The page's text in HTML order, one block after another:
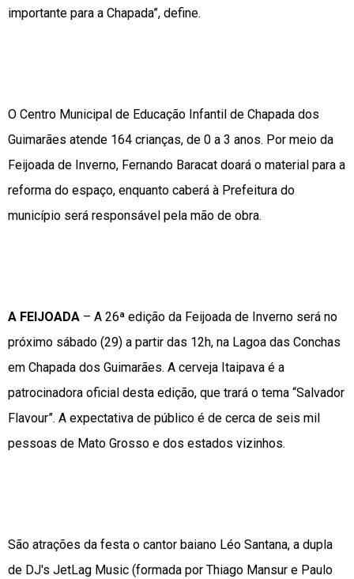
importante para a Chapada”, define.
O Centro Municipal de Educação Infantil de Chapada dos
Guimarães atende 164 crianças, de 0 a 3 anos. Por meio da
Feijoada de Inverno, Fernando Baracat doará o material para a
reforma do espaço, enquanto caberá à Prefeitura do
município será responsável pela mão de obra.
A FEIJOADA – A 26ª edição da Feijoada de Inverno será no
próximo sábado (29) a partir das 12h, na Lagoa das Conchas
em Chapada dos Guimarães. A cerveja Itaipava é a
patrocinadora oficial desta edição, que trará o tema “Salvador
Flavour”. A expectativa de público é de cerca de seis mil
pessoas de Mato Grosso e dos estados vizinhos.
São atrações da festa o cantor baiano Léo Santana, a dupla
de DJ's JetLag Music (formada por Thiago Mansur e Paulo